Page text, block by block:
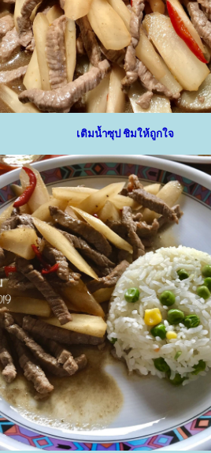
เติมน้ำซุป ชิมให้ถูกใจ